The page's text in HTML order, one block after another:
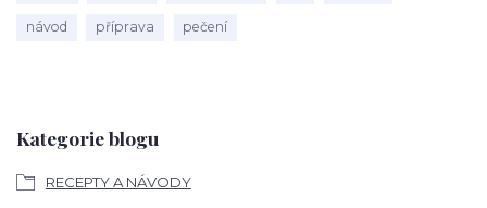
Kategorie blogu
RECEPTY A NÁVODY
návod příprava pečení